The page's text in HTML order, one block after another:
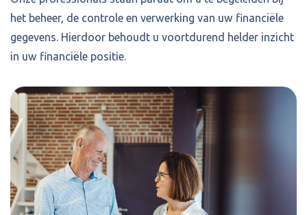
het beheer, de controle en verwerking van uw financiële
gegevens. Hierdoor behoudt u voortdurend helder inzicht
in uw financiële positie.